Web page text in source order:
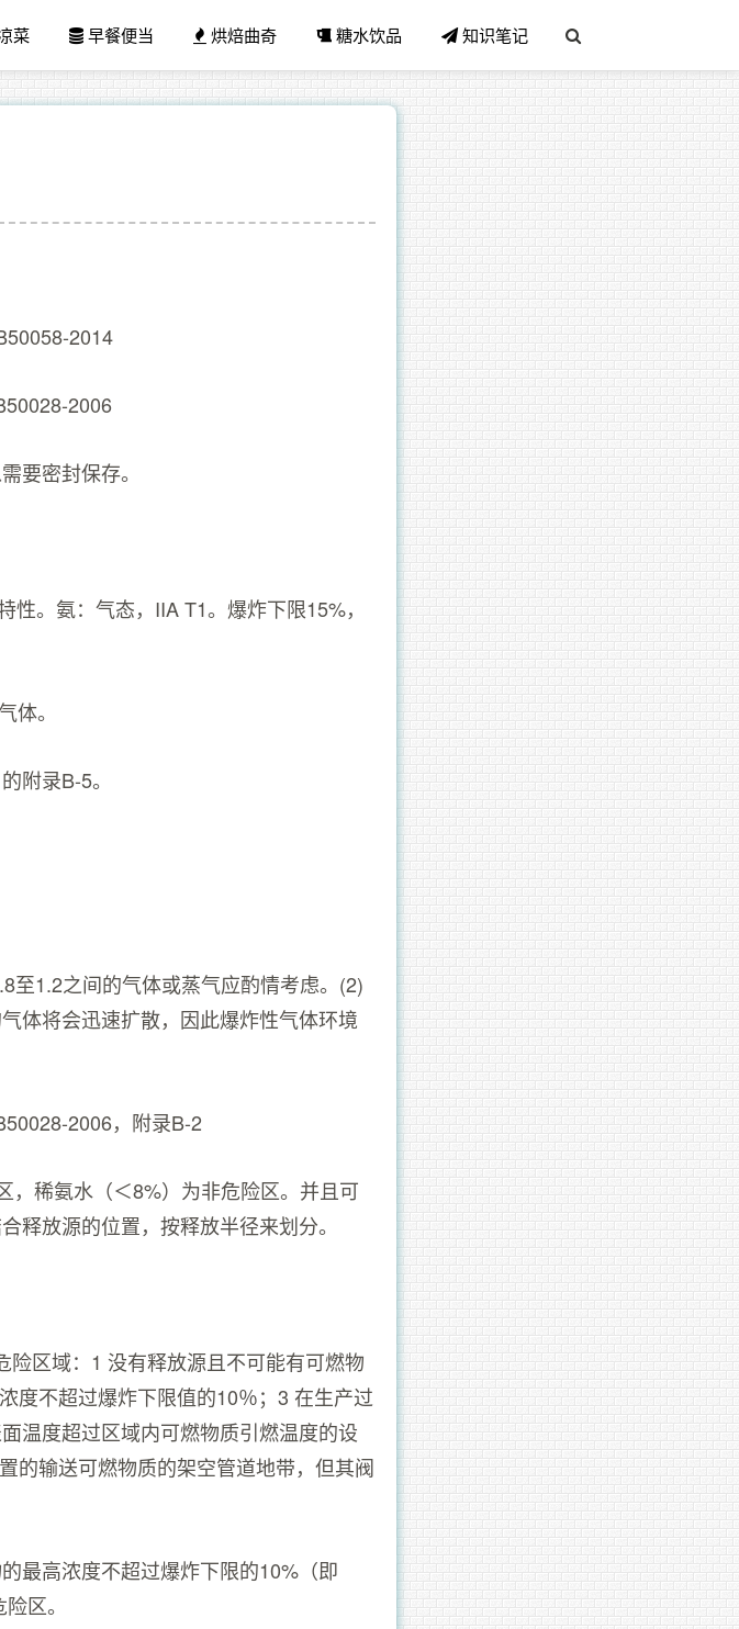
菜 早餐便当 烘焙曲奇 糖水饮品 知识笔记
2014
2006
要密封保存。
。氨：气态，IIA T1。爆炸下限15%，
体。
附录B-5。
至1.2之间的气体或蒸气应酌情考虑。(2)
体将会迅速扩散，因此爆炸性气体环境
2006，附录B-2
，稀氨水（＜8%）为非危险区。并且可
释放源的位置，按释放半径来划分。
区域：1 没有释放源且不可能有可燃物
度不超过爆炸下限值的10％；3 在生产过
温度超过区域内可燃物质引燃温度的设
的输送可燃物质的架空管道地带，但其阀
最高浓度不超过爆炸下限的10%（即
区。